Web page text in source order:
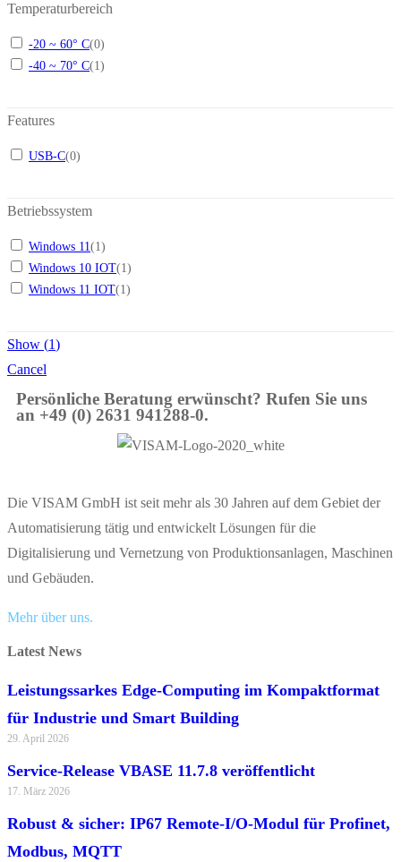
Temperaturbereich
-20 ~ 60° C(0)
-40 ~ 70° C(1)
Features
USB-C(0)
Betriebssystem
Windows 11(1)
Windows 10 IOT(1)
Windows 11 IOT(1)
Show (1)
Cancel
Persönliche Beratung erwünscht? Rufen Sie uns
an +49 (0) 2631 941288-0.
Die VISAM GmbH ist seit mehr als 30 Jahren auf dem Gebiet der
Automatisierung tätig und entwickelt Lösungen für die
Digitalisierung und Vernetzung von Produktionsanlagen, Maschinen
und Gebäuden.
Mehr über uns.
Latest News
Leistungssarkes Edge-Computing im Kompaktformat
für Industrie und Smart Building
29. April 2026
Service-Release VBASE 11.7.8 veröffentlicht
17. März 2026
Robust & sicher: IP67 Remote-I/O-Modul für Profinet,
Modbus, MQTT